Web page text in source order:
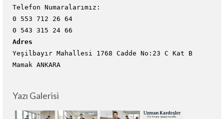
Telefon Numaralarımız:
0 553 712 26 64
0 543 315 24 66
Adres
Yeşilbayır Mahallesi 1768 Cadde No:23 C Kat B
Mamak ANKARA
Yazı Galerisi